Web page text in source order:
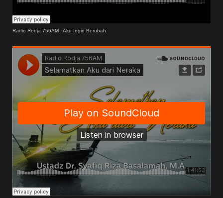
Radio Rodja 756AM ·Aku Ingin Berubah